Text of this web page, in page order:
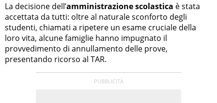
La decisione dell’amministrazione scolastica è stata
accettata da tutti: oltre al naturale sconforto degli
studenti, chiamati a ripetere un esame cruciale della
loro vita, alcune famiglie hanno impugnato il
provvedimento di annullamento delle prove,
presentando ricorso al TAR.